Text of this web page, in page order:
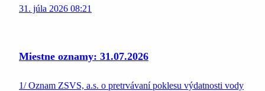
31. júla 2026 08:21
Miestne oznamy: 31.07.2026
1/ Oznam ZSVS, a.s. o pretrvávaní poklesu výdatnosti vody